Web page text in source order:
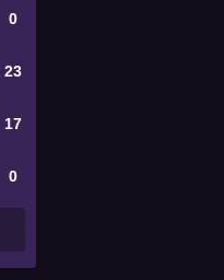
0
23
17
0